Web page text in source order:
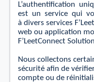
L’authentiﬁcation
est un service qui
à divers services
web ou application
F’LeetConnect
Nous collectons
sécurité aﬁn de
compte ou de